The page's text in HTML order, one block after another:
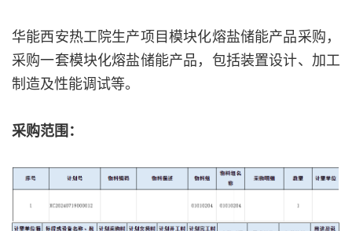
华能西安热工院生产项目模块化熔盐储能产品采购，
采购一套模块化熔盐储能产品，包括装置设计、加工
制造及性能调试等。
采购范围：